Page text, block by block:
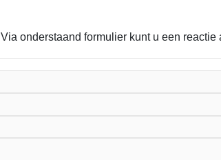
Via onderstaand formulier kunt u een